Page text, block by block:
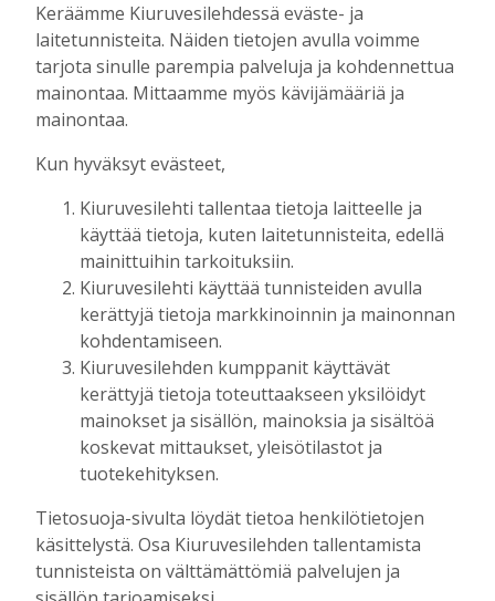
ole ollut digitilausta voimassa edellisten 14
kuukauden aikana.
Tilausten sisältö
DigitilaussisältääKiuruvesilehti.fi
uutisvirran, uudet näköislehdet,
näköislehtien arkiston ja tulevaisuudessa
sähköpostiin lähetettävän uutiskirjeen.
Digitilaukseen kuuluva Kiuruvesi-lehden
näköislehtijulkaistaan tiistai-iltaisin klo 20
osoitteessa kiuruvesilehti.fi/nakoislehti.
Paperilehtitilaussisältää joka viikko
(paitsi vko 52) ilmestyvän paperilehden
julkaisemat erikois- ja liitelehdet.
Jos sinulla on kysymyksiä kansainvälisistä
Keräämme Kiuruvesilehdessä eväste- ja
laitetunnisteita. Näiden tietojen avulla voimme
tarjota sinulle parempia palveluja ja kohdennettua
mainontaa. Mittaamme myös kävijämääriä ja
mainontaa.
Kun hyväksyt evästeet,
Kiuruvesilehti tallentaa tietoja laitteelle ja
käyttää tietoja, kuten laitetunnisteita, edellä
mainittuihin tarkoituksiin.
Kiuruvesilehti käyttää tunnisteiden avulla
kerättyjä tietoja markkinoinnin ja mainonnan
kohdentamiseen.
Kiuruvesilehden kumppanit käyttävät
kerättyjä tietoja toteuttaakseen yksilöidyt
mainokset ja sisällön, mainoksia ja sisältöä
koskevat mittaukset, yleisötilastot ja
tuotekehityksen.
Tietosuoja-sivulta löydät tietoa henkilötietojen
käsittelystä. Osa Kiuruvesilehden tallentamista
tunnisteista on välttämättömiä palvelujen ja